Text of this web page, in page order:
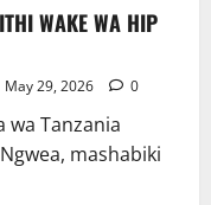
WAKE WA HIP
May 29, 2026 0
wa Tanzania
mashabiki